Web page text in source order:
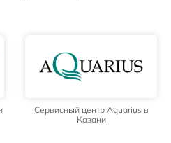
Сервисный центр Aquarius в
Казани